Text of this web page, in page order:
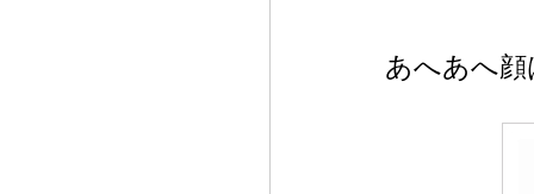
あへあへ